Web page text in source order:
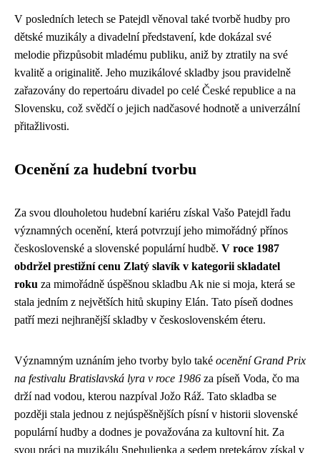
V posledních letech se Patejdl věnoval také tvorbě hudby pro
dětské muzikály a divadelní představení, kde dokázal své
melodie přizpůsobit mladému publiku, aniž by ztratily na své
kvalitě a originalitě. Jeho muzikálové skladby jsou pravidelně
zařazovány do repertoáru divadel po celé České republice a na
Slovensku, což svědčí o jejich nadčasové hodnotě a univerzální
přitažlivosti.
Ocenění za hudební tvorbu
Za svou dlouholetou hudební kariéru získal Vašo Patejdl řadu
významných ocenění, která potvrzují jeho mimořádný přínos
československé a slovenské populární hudbě. V roce 1987
obdržel prestižní cenu Zlatý slavík v kategorii skladatel
roku za mimořádně úspěšnou skladbu Ak nie si moja, která se
stala jedním z největších hitů skupiny Elán. Tato píseň dodnes
patří mezi nejhranější skladby v československém éteru.
Významným uznáním jeho tvorby bylo také ocenění Grand Prix
na festivalu Bratislavská lyra v roce 1986 za píseň Voda, čo ma
drží nad vodou, kterou nazpíval Jožo Ráž. Tato skladba se
později stala jednou z nejúspěšnějších písní v historii slovenské
populární hudby a dodnes je považována za kultovní hit. Za
svou práci na muzikálu Snehulienka a sedem pretekárov získal v